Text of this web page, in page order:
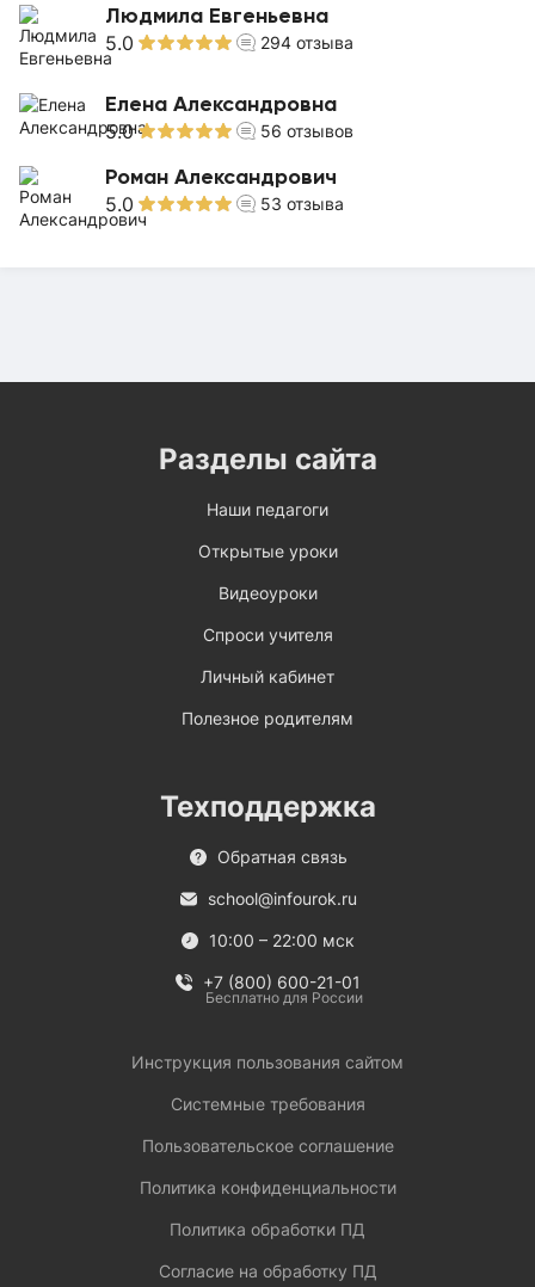
Людмила Евгеньевна
5.0 294 отзыва
Елена Александровна
5.0 56 отзывов
Роман Александрович
5.0 53 отзыва
Разделы сайта
Наши педагоги
Открытые уроки
Видеоуроки
Спроси учителя
Личный кабинет
Полезное родителям
Техподдержка
Обратная связь
school@infourok.ru
10:00 – 22:00 мск
+7 (800) 600-21-01
Бесплатно для России
Инструкция пользования сайтом
Системные требования
Пользовательское соглашение
Политика конфиденциальности
Политика обработки ПД
Согласие на обработку ПД